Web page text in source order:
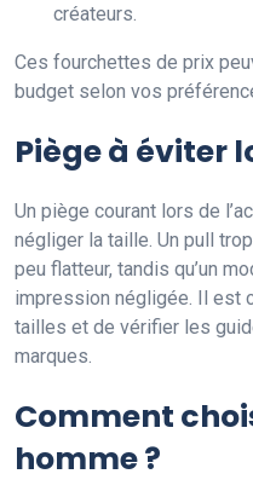
créateurs.
Ces fourchettes de prix
budget selon vos
Piège à éviter
Un piège courant lors de
négliger la taille. Un pull
peu flatteur, tandis qu’un
impression négligée. Il est
tailles et de vérifier les
marques.
Comment
homme ?